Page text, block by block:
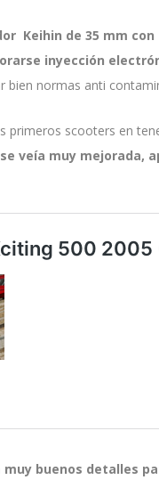
Keihin de 35 mm
inyección
bien normas anti
primeros scooters en
veía muy mejorada,
muy buenos detalles